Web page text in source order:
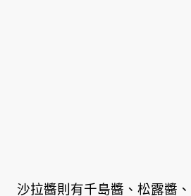
沙拉醬則有千島醬、松露醬